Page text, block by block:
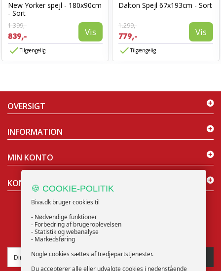
New Yorker spejl - 180x90cm
- Sort
1.399,-
839,- Vis
Tilgængelig
Dalton Spejl 67x193cm - Sort
1.299,-
779,- Vis
Tilgængelig
OVERSIGT
INFORMATION
MIN KONTO
KONTAKT OS
NYHEDSBREV
🍪 COOKIE-POLITIK
Biva.dk bruger cookies til
- Nødvendige funktioner
- Forbedring af brugeroplevelsen
- Statistik og webanalyse
- Markedsføring
Nogle cookies sættes af tredjepartstjenester.
Du accepterer alle eller udvalgte cookies i nedenstående